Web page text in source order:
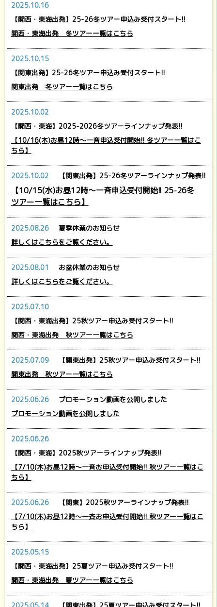
2025.10.16
【関西・東海出発】25-26冬ツアー申込み受付スタート!!
関西・東海出発 冬ツアー一覧はこちら
2025.10.15
【関東出発】25-26冬ツアー申込み受付スタート!!
関東出発 冬ツアー一覧はこちら
2025.10.02
【関西・東海】2025-2026冬ツアーラインナップ発表!!
【10/16(木)お昼12時～一斉申込受付開始!! 冬ツアー一覧はこ
ちら】
2025.10.02 【関東出発】25-26冬ツアーラインナップ発表!!
【10/15(水)お昼12時～一斉申込受付開始!! 25-26冬
ツアー一覧はこちら】
2025.08.26
夏季休業のお知らせ
詳しくはこちらをご覧ください。
2025.08.01
お盆休業のお知らせ
詳しくはこちらをご覧ください。
2025.07.10
【関西・東海出発】25秋ツアー申込み受付スタート!!
関西・東海出発 秋ツアー一覧はこちら
2025.07.09
【関東出発】25秋ツアー申込み受付スタート!!
関東出発 秋ツアー一覧はこちら
2025.06.26
プロモーション動画を公開しました
プロモーション動画を公開しました
2025.06.26
【関西・東海】2025秋ツアーラインナップ発表!!
【7/10(木)お昼12時～一斉お申込受付開始!! 秋ツアー一覧はこ
ちら】
2025.06.26
【関東】2025秋ツアーラインナップ発表!!
【7/10(木)お昼12時～一斉お申込受付開始!! 秋ツアー一覧はこ
ちら】
2025.05.15
【関西・東海出発】25夏ツアー申込み受付スタート!!
関西・東海出発 夏ツアー一覧はこちら